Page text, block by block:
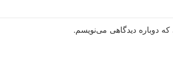
دوباره دیدگاهی می‌نویسم.